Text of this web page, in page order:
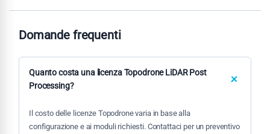
Domande frequenti
Quanto costa una licenza Topodrone LiDAR Post
Processing?
Il costo delle licenze Topodrone varia in base alla
configurazione e ai moduli richiesti. Contattaci per un preventivo